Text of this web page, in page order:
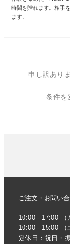
時間を贈れます。相手
ます。
申し訳あり
条件を
ご注文・お問い
10:00 - 17:00 （
10:00 - 15:00 （
定休日：祝日・